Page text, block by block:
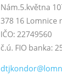
Nám.5.května
378 16 Lomnice
IČO: 22749560
č.ú. FIO banka: